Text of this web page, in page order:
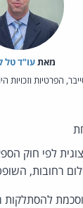
מאת‏עו"ד טל
הפרטיות וזכויות
לפי חוק
רחובות,
להסתלקות